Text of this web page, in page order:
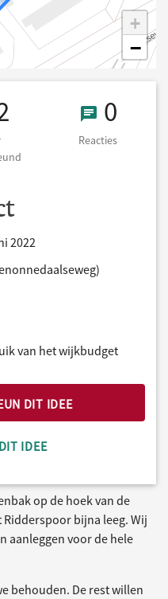
+
−
Keer 0 0
Reacties
2022
van het wijkbudget
DIT IDEE
IDEE
op de hoek van de
bijna leeg. Wij
aanleggen voor de hele
behouden. De rest willen